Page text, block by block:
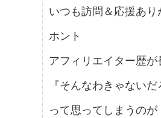
いつも訪問＆応援あ
ホント
アフィリエイター歴が
『そんなわきゃない
って思ってしまうの